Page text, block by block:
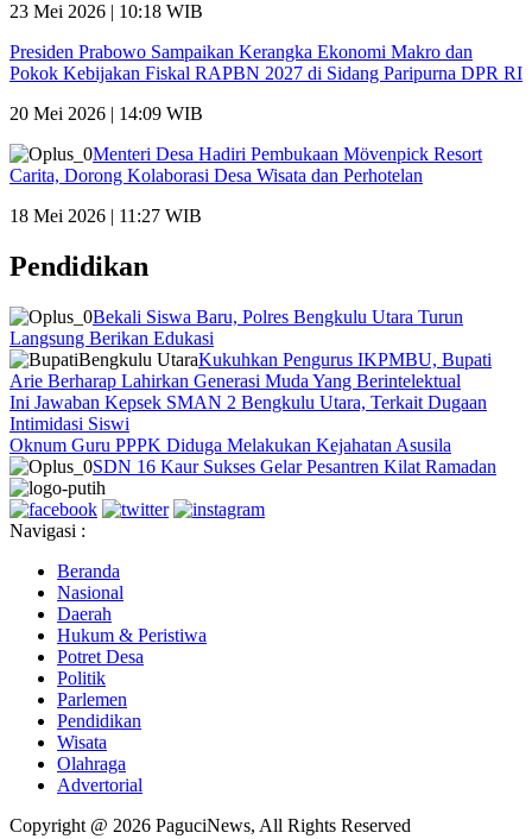
23 Mei 2026 | 10:18 WIB
Presiden Prabowo Sampaikan Kerangka Ekonomi Makro dan
Pokok Kebijakan Fiskal RAPBN 2027 di Sidang Paripurna DPR RI
20 Mei 2026 | 14:09 WIB
Menteri Desa Hadiri Pembukaan Mövenpick Resort
Carita, Dorong Kolaborasi Desa Wisata dan Perhotelan
18 Mei 2026 | 11:27 WIB
Pendidikan
Bekali Siswa Baru, Polres Bengkulu Utara Turun
Langsung Berikan Edukasi
Kukuhkan Pengurus IKPMBU, Bupati
Arie Berharap Lahirkan Generasi Muda Yang Berintelektual
Ini Jawaban Kepsek SMAN 2 Bengkulu Utara, Terkait Dugaan
Intimidasi Siswi
Oknum Guru PPPK Diduga Melakukan Kejahatan Asusila
SDN 16 Kaur Sukses Gelar Pesantren Kilat Ramadan
Navigasi :
Beranda
Nasional
Daerah
Hukum & Peristiwa
Potret Desa
Politik
Parlemen
Pendidikan
Wisata
Olahraga
Advertorial
Copyright @ 2026 PaguciNews, All Rights Reserved